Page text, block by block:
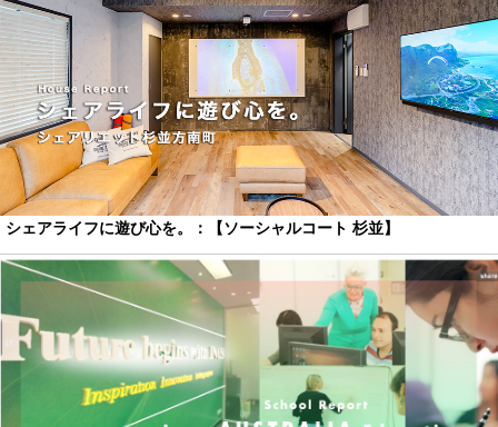
シェアライフに遊び心を。：【ソーシャルコート 杉並】